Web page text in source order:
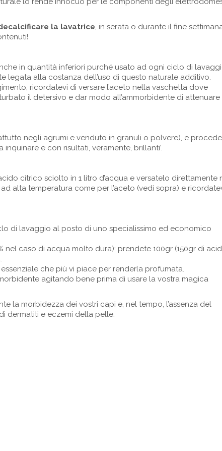
la lavatrice, in serata o durante il fine
in quantità inferiori purché usato ad ogni ciclo di
legata alla costanza dell’uso di questo naturale additivo.
ricordatevi di versare l’aceto nella vaschetta dove
il detersivo e dar modo all’ammorbidente di attenuare
negli agrumi e venduto in granuli o polvere), e
e con risultati, veramente, brillanti’.
citrico sciolto in 1 litro d’acqua e versatelo direttamente
alta temperatura come per l’aceto (vedi sopra) e
di lavaggio al posto di uno specialissimo ed economico
nel caso di acqua molto dura): prendete 100gr (150gr di
che più vi piace per renderla profumata.
agitando bene prima di usare la vostra magica
la morbidezza dei vostri capi e, nel tempo, l’assenza del
dermatiti e eczemi della pelle.